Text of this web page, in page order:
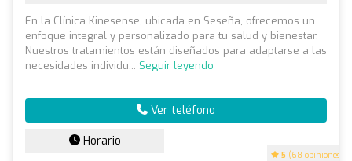
5 (68 opiniones)
En la Clínica Kinesense, ubicada en Seseña, ofrecemos un
enfoque integral y personalizado para tu salud y bienestar.
Nuestros tratamientos están diseñados para adaptarse a las
necesidades individu... Seguir leyendo
Ver teléfono
Horario